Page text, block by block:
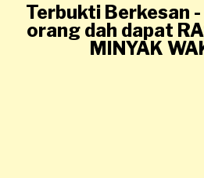
Terbukti Berkesan
orang dah dapat
MINYAK